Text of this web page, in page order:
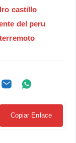
castillo
del peru
terremoto
Compartir
Email Whatsapp
Copiar Enlace